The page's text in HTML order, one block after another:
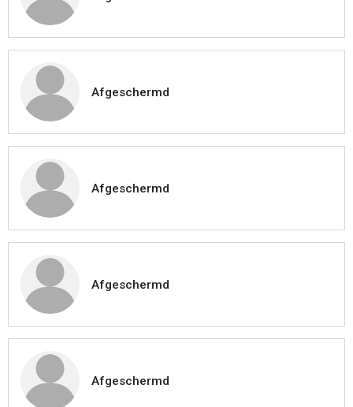
Afgeschermd
Afgeschermd
Afgeschermd
Afgeschermd